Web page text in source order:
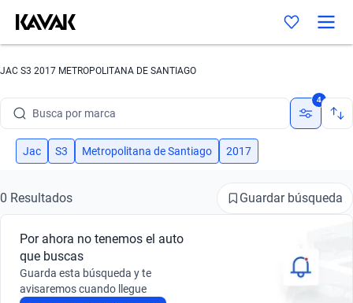
JAC S3 2017 METROPOLITANA DE SANTIAGO
Busca por marca
Busca por modelo
Busca por año
Busca por marca
Busca por modelo
4
Jac S3 Metropolitana de Santiago 2017
0 Resultados Guardar búsqueda
Por ahora no tenemos el auto
que buscas
Guarda esta búsqueda y te
avisaremos cuando llegue